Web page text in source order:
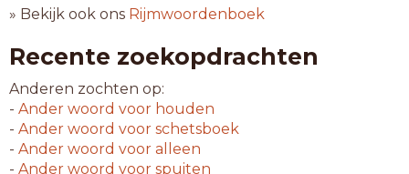
» Bekijk ook ons Rijmwoordenboek
Recente zoekopdrachten
Anderen zochten op:
- Ander woord voor houden
- Ander woord voor schetsboek
- Ander woord voor alleen
- Ander woord voor spuiten